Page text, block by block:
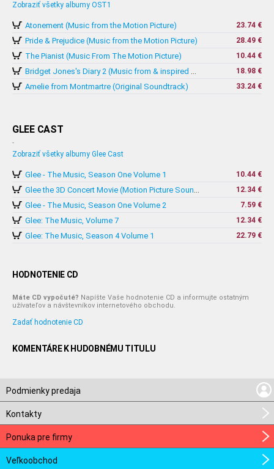
Zobraziť všetky albumy OST1
Atonement (Music from the Motion Picture) 23.74 €
Pride & Prejudice (Music from the Motion Picture) 28.49 €
The Pianist (Music From The Motion Picture)
10.44 €
Bridget Jones's Diary 2 (Music from & inspired by The Motion Picture)
18.98 €
Amelie from Montmartre (Original Soundtrack) 33.24 €
GLEE CAST
-
Zobraziť všetky albumy Glee Cast
Glee - The Music, Season One Volume 1
10.44 €
Glee the 3D Concert Movie (Motion Picture Soundtrack)
12.34 €
Glee - The Music, Season One Volume 2 7.59 €
Glee: The Music, Volume 7 12.34 €
Glee: The Music, Season 4 Volume 1 22.79 €
HODNOTENIE CD
Máte CD vypočuté? Napíšte Vaše hodnotenie CD a informujte ostatným
užívateľov a návštevníkov internetového obchodu.
Zadať hodnotenie CD
KOMENTÁRE K HUDOBNÉMU TITULU
Podmienky predaja
Kontakty
Ponuka pre firmy
Veľkoobchod